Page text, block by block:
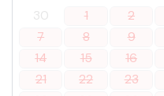
30 1 2
7
8 9
14
15 16
21
22 23